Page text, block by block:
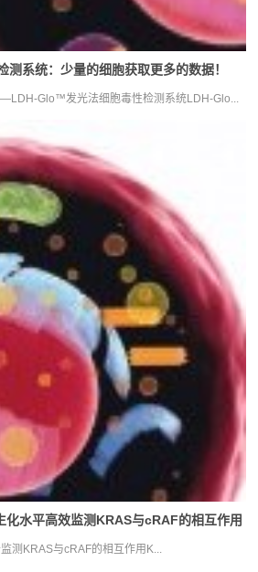
系统：少量的细胞获取更多的数据！
Glo™发光法细胞毒性检测系统LDH-Glo...
水平高效监测KRAS与cRAF的相互作用
测KRAS与cRAF的相互作用K...